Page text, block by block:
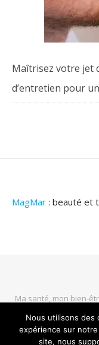
Maîtrisez votre jet
d’entretien pour
MagMar : beauté et
Ma santé, mon bien-
Nous utilisons des
expérience sur
site, nous